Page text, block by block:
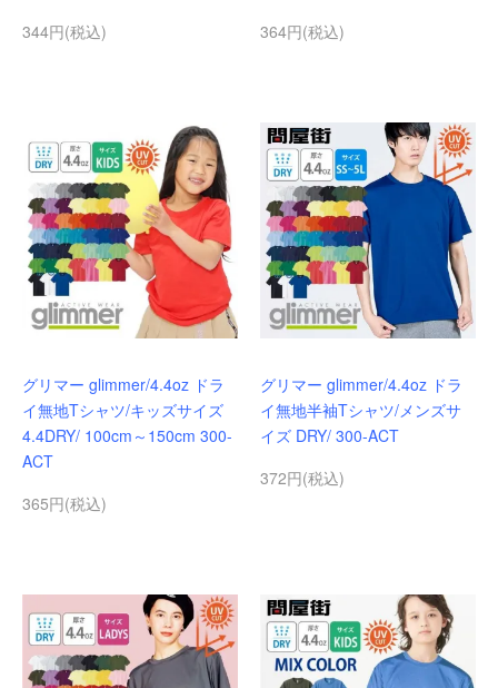
344円(税込)
364円(税込)
グリマー glimmer/4.4oz ドラ
イ無地Tシャツ/キッズサイズ
4.4DRY/ 100cm～150cm 300-
ACT
365円(税込)
グリマー glimmer/4.4oz ドラ
イ無地半袖Tシャツ/メンズサ
イズ DRY/ 300-ACT
372円(税込)